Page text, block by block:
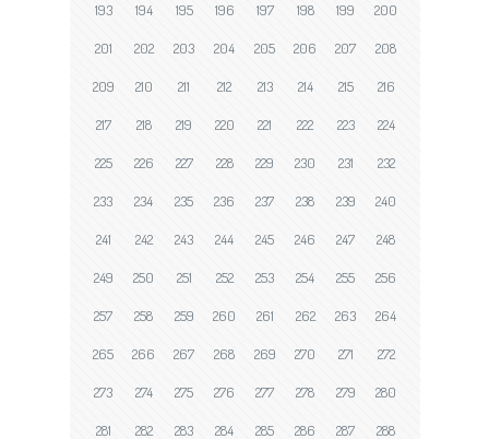
193 194 195 196 197 198 199 200
201 202 203 204 205 206 207 208
209 210 211 212 213 214 215 216
217 218 219 220 221 222 223 224
225 226 227 228 229 230 231 232
233 234 235 236 237 238 239 240
241 242 243 244 245 246 247 248
249 250 251 252 253 254 255 256
257 258 259 260 261 262 263 264
265 266 267 268 269 270 271 272
273 274 275 276 277 278 279 280
281 282 283 284 285 286 287 288